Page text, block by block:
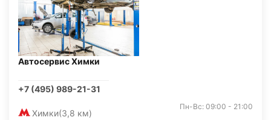
Автосервис Химки
+7 (495) 989-21-31
Химки(3,8 км)
Пн-Вс: 09:00 - 21:00